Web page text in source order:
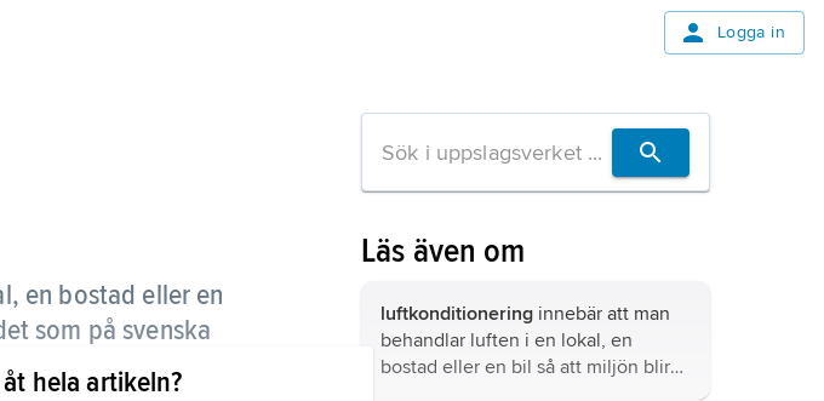
Logga in
en bostad eller en
som på svenska
hela artikeln?
Läs även om
luftkonditionering innebär att man
behandlar luften i en lokal, en
bostad eller en bil så att miljön blir